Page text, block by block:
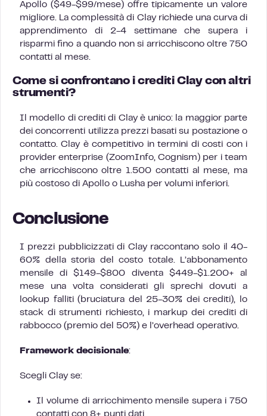
Apollo ($49-$99/mese) offre tipicamente un valore
migliore. La complessità di Clay richiede una curva di
apprendimento di 2-4 settimane che supera i
risparmi fino a quando non si arricchiscono oltre 750
contatti al mese.
Come si confrontano i crediti Clay con altri
strumenti?
Il modello di crediti di Clay è unico: la maggior parte
dei concorrenti utilizza prezzi basati su postazione o
contatto. Clay è competitivo in termini di costi con i
provider enterprise (ZoomInfo, Cognism) per i team
che arricchiscono oltre 1.500 contatti al mese, ma
più costoso di Apollo o Lusha per volumi inferiori.
Conclusione
I prezzi pubblicizzati di Clay raccontano solo il 40-
60% della storia del costo totale. L’abbonamento
mensile di $149-$800 diventa $449-$1.200+ al
mese una volta considerati gli sprechi dovuti a
lookup falliti (bruciatura del 25-30% dei crediti), lo
stack di strumenti richiesto, i markup dei crediti di
rabbocco (premio del 50%) e l’overhead operativo.
Framework decisionale:
Scegli Clay se:
Il volume di arricchimento mensile supera i 750
contatti con 8+ punti dati